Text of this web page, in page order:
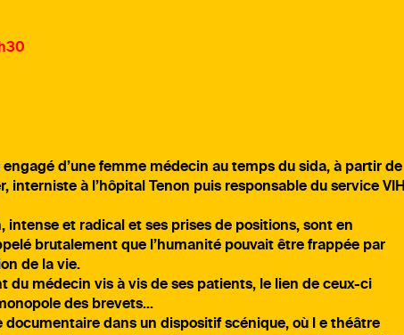
d’une femme médecin au temps du sida, à partir de
à l’hôpital Tenon puis responsable du service VIH
et radical et ses prises de positions, sont en
brutalement que l’humanité pouvait être frappée par
de la vie.
du médecin vis à vis de ses patients, le lien de ceux-ci
des brevets…
dans un dispositif scénique, où l e théâtre